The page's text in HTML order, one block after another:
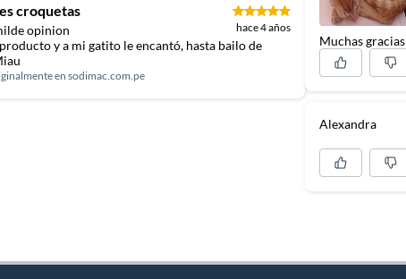
croquetas
opinion hace 4 años
y a mi gatito le encantó, hasta bailo de
en sodimac.com.pe
Muchas gracias
Alexandra